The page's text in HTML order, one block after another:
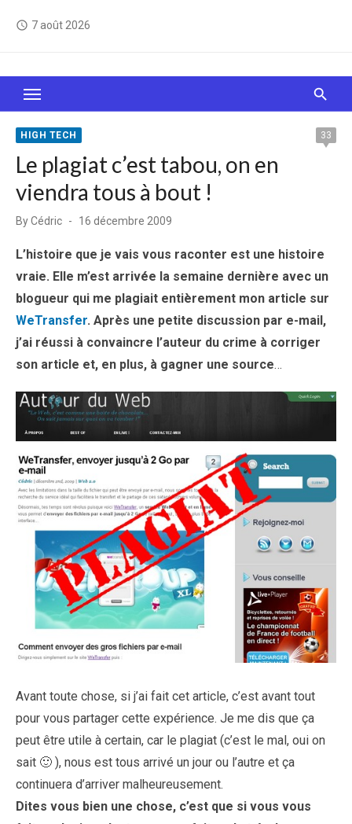
access_time 7 août 2026
Le Web, c'est comme une boîte de chocolats… On
sait jamais sur quoi on va tomber !
HIGH TECH 33
Le plagiat c’est tabou, on en
viendra tous à bout !
ByCédric
Posted
16 décembre 2009
L’histoire que je vais vous raconter est une histoire
vraie. Elle m’est arrivée la semaine dernière avec un
blogueur qui me plagiait entièrement mon article sur
WeTransfer. Après une petite discussion par e-mail,
j’ai réussi à convaincre l’auteur du crime à corriger
son article et, en plus, à gagner une source…
Avant toute chose, si j’ai fait cet article, c’est avant tout
pour vous partager cette expérience. Je me dis que ça
peut être utile à certain, car le plagiat (c’est le mal, oui on
sait 🙂 ), nous est tous arrivé un jour ou l’autre et ça
continuera d’arriver malheureusement.
Dites vous bien une chose, c’est que si vous vous